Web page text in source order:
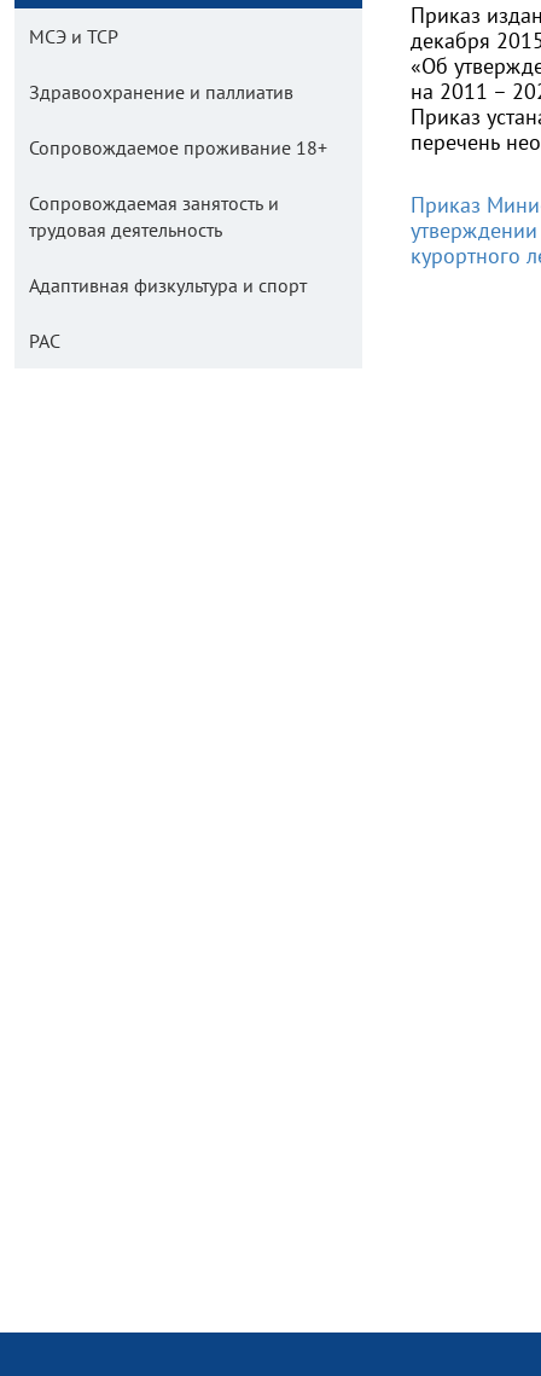
МСЭ и ТСР
Здравоохранение и паллиатив
Сопровождаемое проживание 18+
Сопровождаемая занятость и
трудовая деятельность
Адаптивная физкультура и спорт
РАС
Приказ
декабря
«Об
на 2011 –
Приказ
перечень
Приказ
курортного